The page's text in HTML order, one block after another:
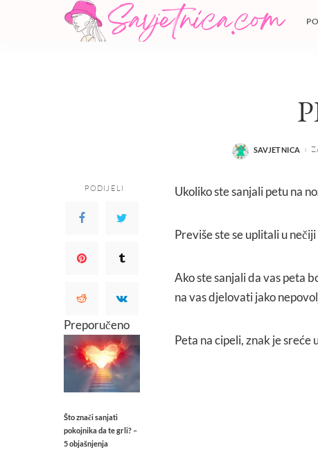
POSTED
SAVJETNICA
PODIJELI
Preporučeno
Što znači sanjati
pokojnika da te grli? –
5 objašnjenja
Ukoliko ste sanjali petu na
Previše ste se uplitali u
Ako ste sanjali da vas peta
na vas djelovati jako
Peta na cipeli, znak je sreće